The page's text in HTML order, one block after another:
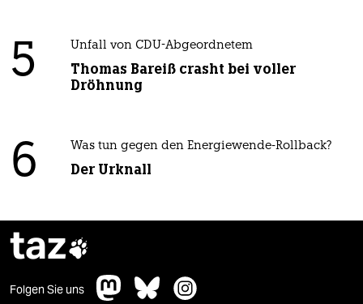
5 Unfall von CDU-Abgeordnetem
Thomas Bareiß crasht bei voller
Dröhnung
6 Was tun gegen den Energiewende-Rollback?
Der Urknall
taz
Folgen Sie uns